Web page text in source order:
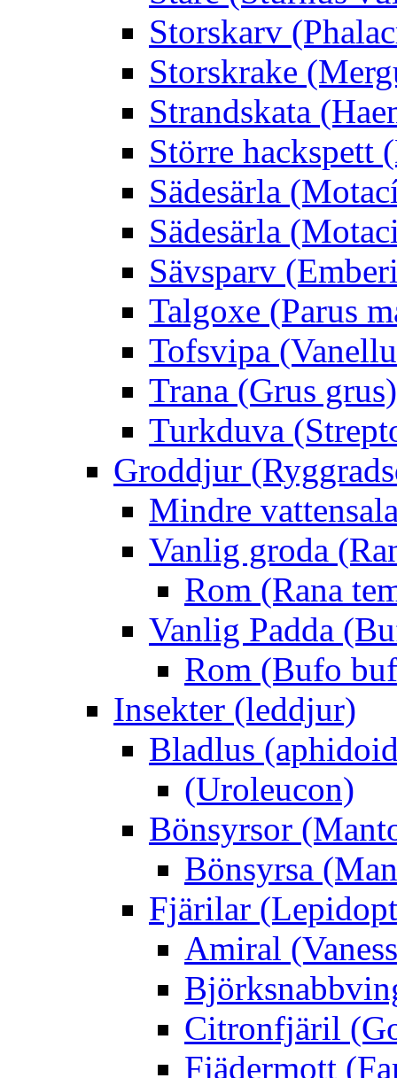
Storskarv
Storskrake
Strandskata
Större hackspett
Sädesärla
Sädesärla
Sävsparv
Talgoxe (Parus
Tofsvipa
Trana (Grus grus)
Turkduva
Groddjur
Mindre
Vanlig groda
Rom (Rana
Vanlig Padda
Rom (Bufo
Insekter (leddjur)
Bladlus
(Uroleucon)
Bönsyrsor
Bönsyrsa
Fjärilar
Amiral
Citronfjäril
Fjädermott